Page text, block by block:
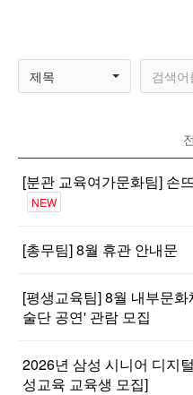
제목
[분관 교육여가문화팀] 손
NEW
[총무팀] 8월 휴관 안내문
[평생교육팀] 8월 내부문
술단 공연' 관람 모집
2026년 삼성 시니어 디지
성교육 교육생 모집]